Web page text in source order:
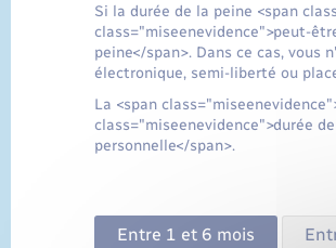
Si la durée de la peine <span
class="miseenevidence">peut-
peine</span>. Dans ce cas, vous
électronique, semi-liberté ou
La <span
class="miseenevidence">durée
personnelle</span>.
Entre 1 et 6 mois